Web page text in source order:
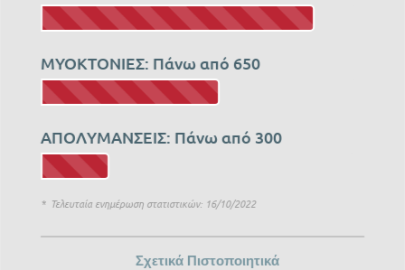
ΜΥΟΚΤΟΝΙΕΣ: Πάνω από 650
ΑΠΟΛΥΜΑΝΣΕΙΣ: Πάνω από 300
* Τελευταία ενημέρωση στατιστικών: 16/10/2022
Σχετικά Πιστοποιητικά